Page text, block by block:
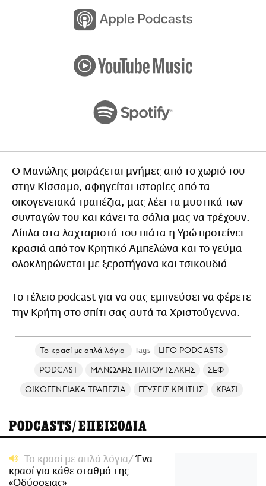
Ο Μανώλης μοιράζεται μνήμες από το χωριό του
στην Κίσσαμο, αφηγείται ιστορίες από τα
οικογενειακά τραπέζια, μας λέει τα μυστικά των
συνταγών του και κάνει τα σάλια μας να τρέχουν.
Δίπλα στα λαχταριστά του πιάτα η Υρώ προτείνει
κρασιά από τον Κρητικό Αμπελώνα και το γεύμα
ολοκληρώνεται με ξεροτήγανα και τσικουδιά.
Το τέλειο podcast για να σας εμπνεύσει να φέρετε
την Κρήτη στο σπίτι σας αυτά τα Χριστούγεννα.
Το κρασί με απλά λόγια
LIFO PODCASTS
PODCAST
ΜΑΝΩΛΗΣ ΠΑΠΟΥΤΣΑΚΗΣ
ΣΕΦ
ΟΙΚΟΓΕΝΕΙΑΚΑ ΤΡΑΠΕΖΙΑ
ΓΕΥΣΕΙΣ ΚΡΗΤΗΣ ΚΡΑΣΙ
PODCASTS/ΕΠΕΙΣΟΔΙΑ
Το κρασί με απλά λόγια
Ένα
κρασί για κάθε σταθμό της
«Οδύσσειας»